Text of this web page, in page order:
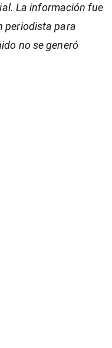
La información fue
periodista para
no se generó